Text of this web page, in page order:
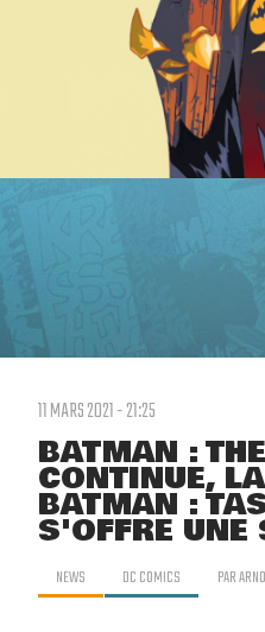
11 MARS 2021 - 21:25
BATMAN :
CONTINUE,
BATMAN :
S'OFFRE
NEWS DC COMICS PAR